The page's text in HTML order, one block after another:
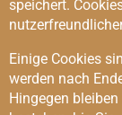
speichert.
Einige Cookies
werden nach
Hingegen